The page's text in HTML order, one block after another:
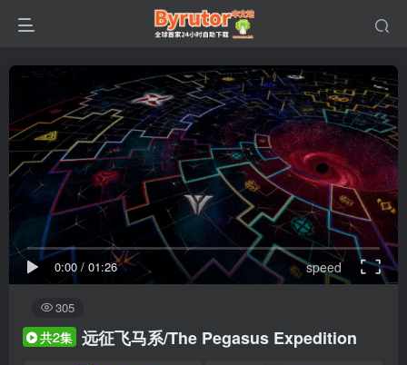
0:00 / 01:26 speed
305
共2集 远征飞马系/The Pegasus Expedition